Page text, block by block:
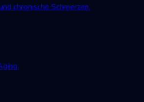
chronische Schmerzen.